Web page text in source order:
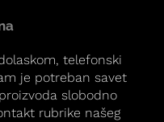
telefonski
je potreban savet
slobodno
rubrike našeg